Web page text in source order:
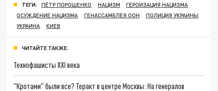
ТЕГИ: ПЁТР ПОРОШЕНКО НАЦИЗМ
ГЕРОИЗАЦИЯ НАЦИЗМА
ОСУЖДЕНИЕ НАЦИЗМА
ГЕНАССАМБЛЕЯ ООН
ПОЛИЦИЯ УКРАИНЫ
УКРАИНА
КИЕВ
ЧИТАЙТЕ ТАКЖЕ:
Технофашисты XXI века
"Кротами" были все? Теракт в центре Москвы: На генералов